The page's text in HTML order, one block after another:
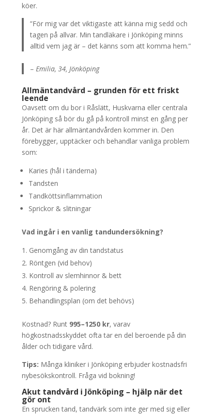
köer.
”För mig var det viktigaste att känna mig sedd och
tagen på allvar. Min tandläkare i Jönköping minns
alltid vem jag är – det känns som att komma hem.”
–Emilia, 34, Jönköping
Allmäntandvård – grunden för ett friskt
leende
Oavsett om du bor i Råslätt, Huskvarna eller centrala
Jönköping så bör du gå på kontroll minst en gång per
år. Det är här allmäntandvården kommer in. Den
förebygger, upptäcker och behandlar vanliga problem
som:
Karies (hål i tänderna)
Tandsten
Tandköttsinflammation
Sprickor & slitningar
Vad ingår i en vanlig tandundersökning?
Genomgång av din tandstatus
Röntgen (vid behov)
Kontroll av slemhinnor & bett
Rengöring & polering
Behandlingsplan (om det behövs)
Kostnad? Runt 995–1250 kr, varav
högkostnadsskyddet ofta tar en del beroende på din
ålder och tidigare vård.
Tips: Många kliniker i Jönköping erbjuder kostnadsfri
nybesökskontroll. Fråga vid bokning!
Akut tandvård i Jönköping – hjälp när det
gör ont
En sprucken tand, tandvärk som inte ger med sig eller